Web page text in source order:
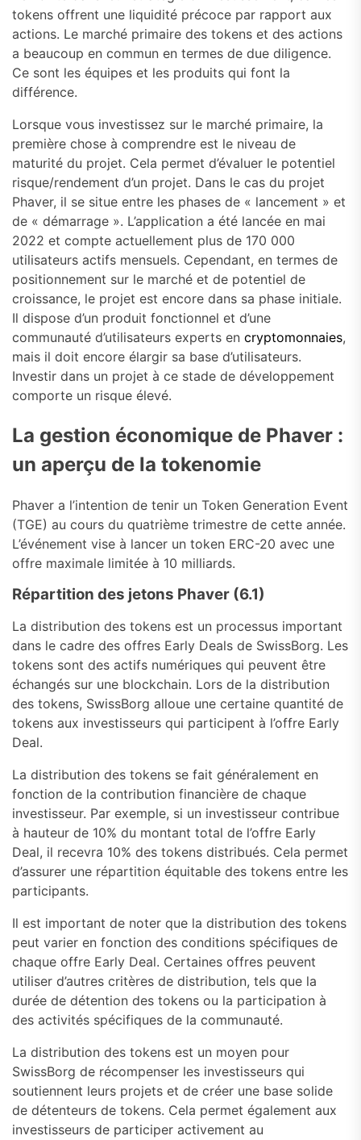
tokens offrent une liquidité précoce par rapport aux
actions. Le marché primaire des tokens et des actions
a beaucoup en commun en termes de due diligence.
Ce sont les équipes et les produits qui font la
différence.
Lorsque vous investissez sur le marché primaire, la
première chose à comprendre est le niveau de
maturité du projet. Cela permet d’évaluer le potentiel
risque/rendement d’un projet. Dans le cas du projet
Phaver, il se situe entre les phases de « lancement » et
de « démarrage ». L’application a été lancée en mai
2022 et compte actuellement plus de 170 000
utilisateurs actifs mensuels. Cependant, en termes de
positionnement sur le marché et de potentiel de
croissance, le projet est encore dans sa phase initiale.
Il dispose d’un produit fonctionnel et d’une
communauté d’utilisateurs experts en cryptomonnaies,
mais il doit encore élargir sa base d’utilisateurs.
Investir dans un projet à ce stade de développement
comporte un risque élevé.
La gestion économique de Phaver :
un aperçu de la tokenomie
Phaver a l’intention de tenir un Token Generation Event
(TGE) au cours du quatrième trimestre de cette année.
L’événement vise à lancer un token ERC-20 avec une
offre maximale limitée à 10 milliards.
Répartition des jetons Phaver (6.1)
La distribution des tokens est un processus important
dans le cadre des offres Early Deals de SwissBorg. Les
tokens sont des actifs numériques qui peuvent être
échangés sur une blockchain. Lors de la distribution
des tokens, SwissBorg alloue une certaine quantité de
tokens aux investisseurs qui participent à l’offre Early
Deal.
La distribution des tokens se fait généralement en
fonction de la contribution financière de chaque
investisseur. Par exemple, si un investisseur contribue
à hauteur de 10% du montant total de l’offre Early
Deal, il recevra 10% des tokens distribués. Cela permet
d’assurer une répartition équitable des tokens entre les
participants.
Il est important de noter que la distribution des tokens
peut varier en fonction des conditions spécifiques de
chaque offre Early Deal. Certaines offres peuvent
utiliser d’autres critères de distribution, tels que la
durée de détention des tokens ou la participation à
des activités spécifiques de la communauté.
La distribution des tokens est un moyen pour
SwissBorg de récompenser les investisseurs qui
soutiennent leurs projets et de créer une base solide
de détenteurs de tokens. Cela permet également aux
investisseurs de participer activement au